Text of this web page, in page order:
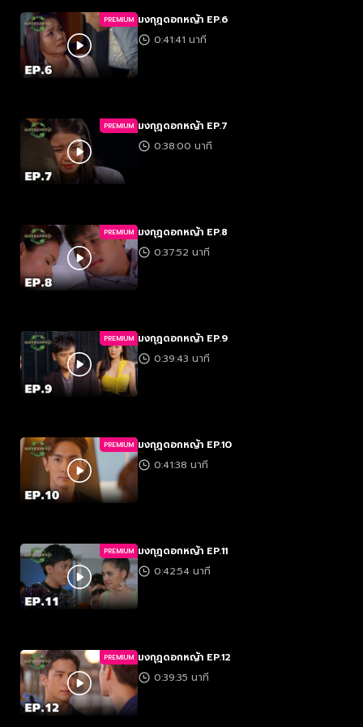
PREMIUM มงกุฎดอกหญ้า EP.6
0:41:41 นาที
PREMIUM มงกุฎดอกหญ้า EP.7
0:38:00 นาที
PREMIUM มงกุฎดอกหญ้า EP.8
0:37:52 นาที
PREMIUM มงกุฎดอกหญ้า EP.9
0:39:43 นาที
PREMIUM มงกุฎดอกหญ้า EP.10
0:41:38 นาที
PREMIUM มงกุฎดอกหญ้า EP.11
0:42:54 นาที
PREMIUM มงกุฎดอกหญ้า EP.12
0:39:35 นาที